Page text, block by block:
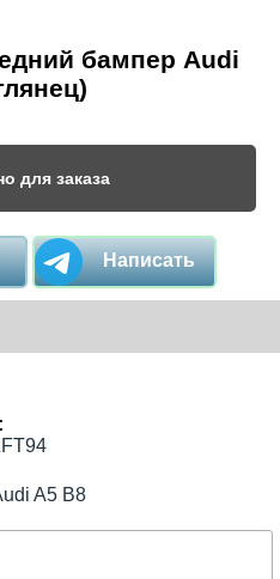
бампер Audi
для заказа
Написать
A5 B8